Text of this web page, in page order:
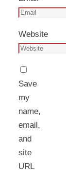
Website
Save
my
name,
email,
and
site
URL